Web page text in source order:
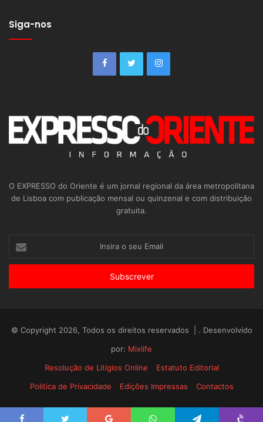
Siga-nos
O EXPRESSO do Oriente é um jornal regional da área metropolitana
de Lisboa com publicação mensal ou quinzenal e com distribuição
gratuita.
seu
© Copyright 2026, Todos os direitos reservados | . Desenvolvido
por: Mixlife
Resolução de Litígios Online
Estatuto Editorial
Politica de Privacidade
Edições Impressas Contactos